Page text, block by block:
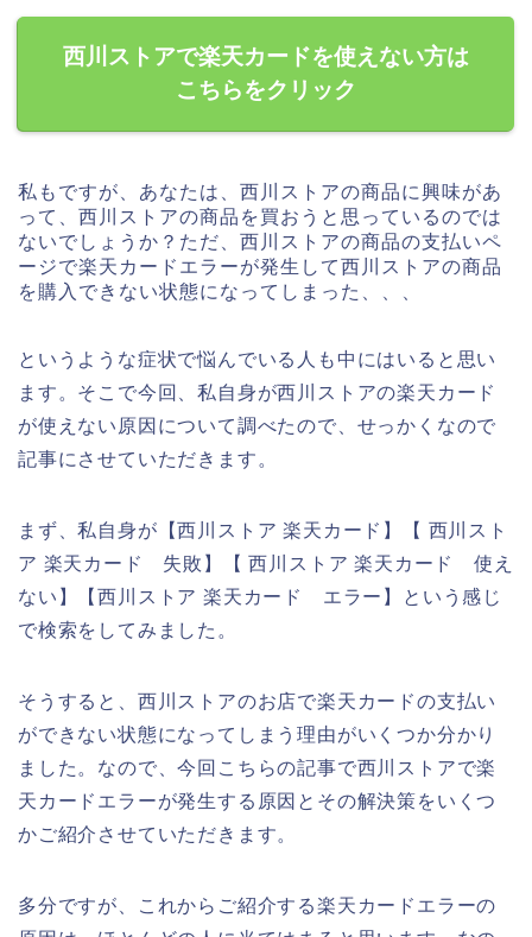
西川ストアで楽天カードを使えない方は
こちらをクリック
私もですが、あなたは、西川ストアの商品に興味があ
って、西川ストアの商品を買おうと思っているのでは
ないでしょうか？ただ、西川ストアの商品の支払いペ
ージで楽天カードエラーが発生して西川ストアの商品
を購入できない状態になってしまった、、、
というような症状で悩んでいる人も中にはいると思い
ます。そこで今回、私自身が西川ストアの楽天カード
が使えない原因について調べたので、せっかくなので
記事にさせていただきます。
まず、私自身が【西川ストア 楽天カード】【 西川スト
ア 楽天カード 失敗】【 西川ストア 楽天カード 使え
ない】【西川ストア 楽天カード エラー】という感じ
で検索をしてみました。
そうすると、西川ストアのお店で楽天カードの支払い
ができない状態になってしまう理由がいくつか分かり
ました。なので、今回こちらの記事で西川ストアで楽
天カードエラーが発生する原因とその解決策をいくつ
かご紹介させていただきます。
多分ですが、これからご紹介する楽天カードエラーの